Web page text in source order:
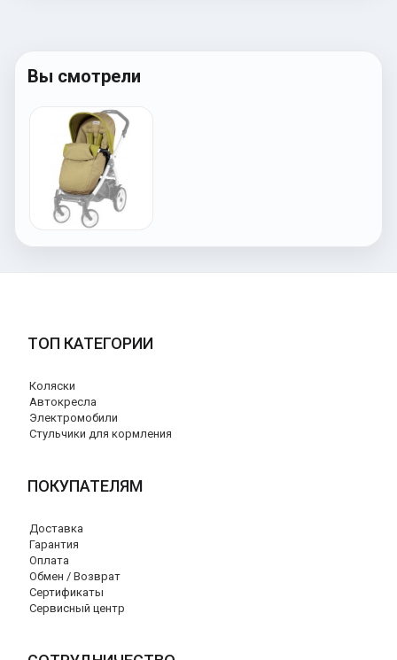
Вы смотрели
ТОП КАТЕГОРИИ
Коляски
Автокресла
Электромобили
Стульчики для кормления
ПОКУПАТЕЛЯМ
Доставка
Гарантия
Оплата
Обмен / Возврат
Сертификаты
Сервисный центр